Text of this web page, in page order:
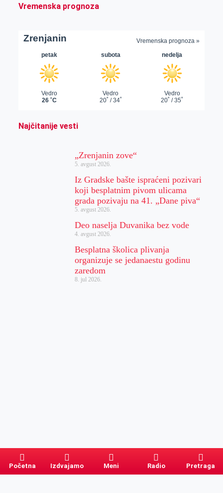
Vremenska prognoza
Najčitanije vesti
„Zrenjanin zove“
5. avgust 2026.
Iz Gradske bašte ispraćeni pozivari
koji besplatnim pivom ulicama
grada pozivaju na 41. „Dane piva“
5. avgust 2026.
Deo naselja Duvanika bez vode
4. avgust 2026.
Besplatna školica plivanja
organizuje se jedanaestu godinu
zaredom
8. jul 2026.
Početna Izdvajamo Meni Radio Pretraga